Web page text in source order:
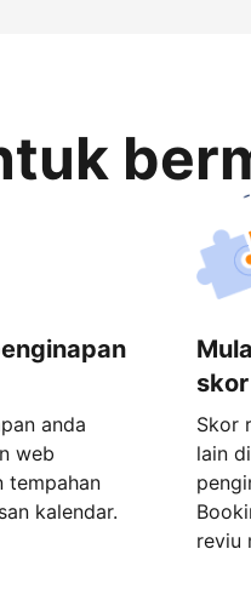
anda
web
tempahan
kalendar.
Skor
lain
reviu